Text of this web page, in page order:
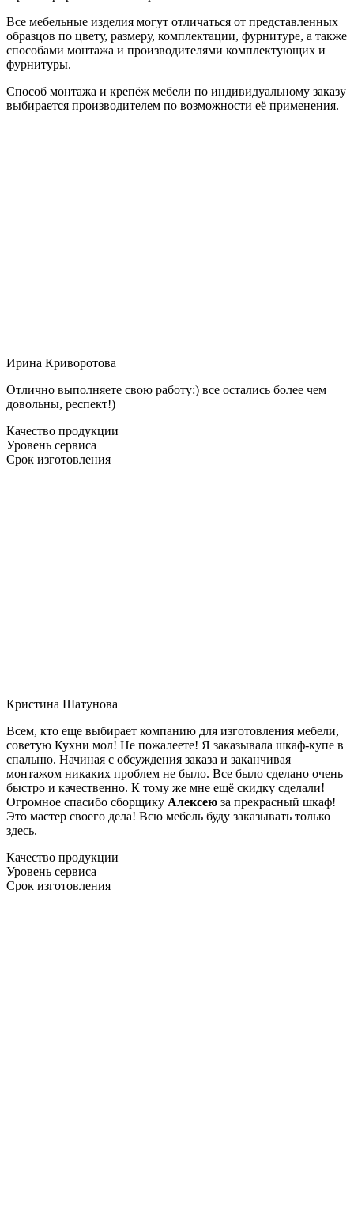
Все мебельные изделия могут отличаться от представленных
образцов по цвету, размеру, комплектации, фурнитуре, а также
способами монтажа и производителями комплектующих и
фурнитуры.
Способ монтажа и крепёж мебели по индивидуальному заказу
выбирается производителем по возможности её применения.
Ирина Криворотова
Отлично выполняете свою работу:) все остались более чем
довольны, респект!)
Качество продукции
Уровень сервиса
Срок изготовления
Кристина Шатунова
Всем, кто еще выбирает компанию для изготовления мебели,
советую Кухни мол! Не пожалеете! Я заказывала шкаф-купе в
спальню. Начиная с обсуждения заказа и заканчивая
монтажом никаких проблем не было. Все было сделано очень
быстро и качественно. К тому же мне ещё скидку сделали!
Огромное спасибо сборщику Алексею за прекрасный шкаф!
Это мастер своего дела! Всю мебель буду заказывать только
здесь.
Качество продукции
Уровень сервиса
Срок изготовления